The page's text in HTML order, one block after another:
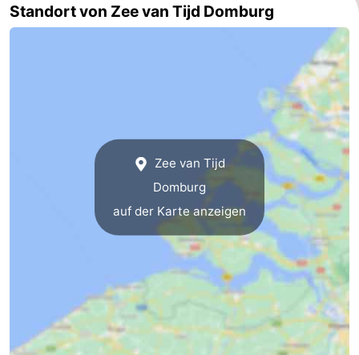
Route
Brouwershaven
-
Standort von Zee van Tijd Domburg
Zee van Tijd
Domburg
auf der Karte anzeigen